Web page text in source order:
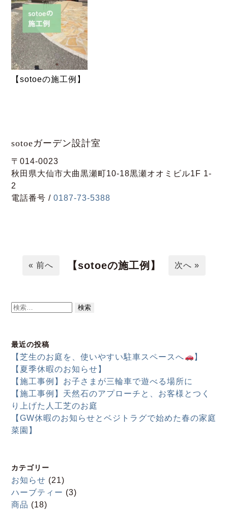
【sotoeの施工例】
sotoeガーデン設計室
〒014-0023
秋田県大仙市大曲黒瀬町10-18黒瀬オオミビル1F 1-
2
電話番号 /0187-73-5388
« 前へ 【sotoeの施工例】 次へ »
検
最近の投稿
【芝生のお庭を、使いやすい駐車スペースへ
】
【夏季休暇のお知らせ】
【施工事例】お子さまが三輪車で遊べる場所に
【施工事例】天然石のアプローチと、お客様とつく
り上げた人工芝のお庭
【GW休暇のお知らせとベジトラグで始めた春の家庭
菜園】
カテゴリー
お知らせ (21)
ハーブティー (3)
商品 (18)